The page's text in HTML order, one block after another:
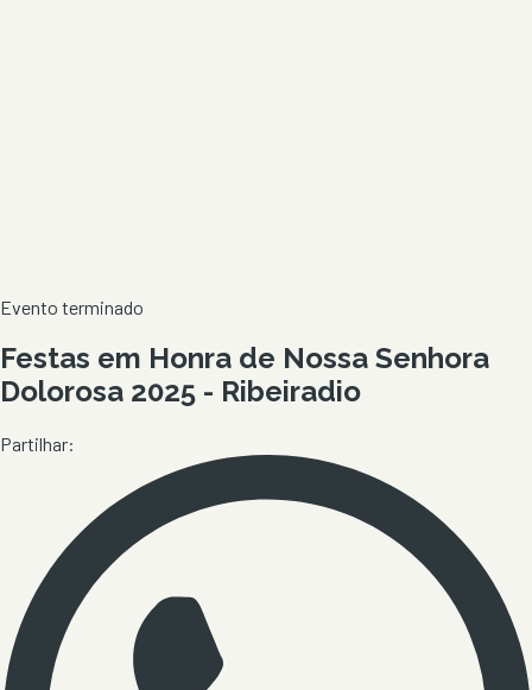
Evento terminado
Festas em Honra de Nossa Senhora
Dolorosa 2025 - Ribeiradio
Partilhar: